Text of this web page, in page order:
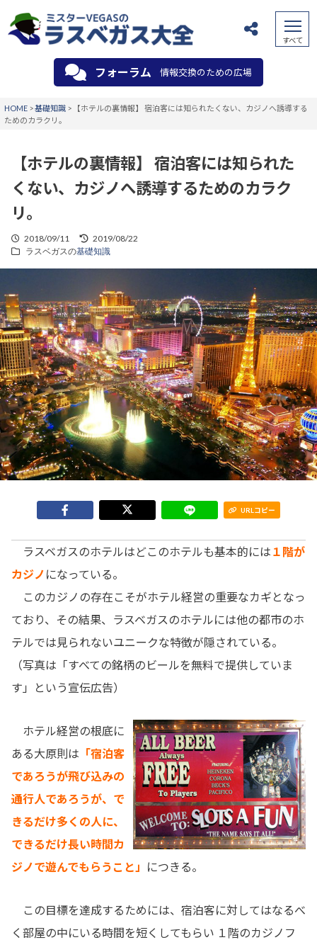
フォーラム 情報交換のための広場
HOME>基礎知識>
【ホテルの裏情報】 宿泊客には知られたくない、カジノへ誘導する
ためのカラクリ。
【ホテルの裏情報】 宿泊客には知られた
くない、カジノへ誘導するためのカラク
リ。
2018/09/11
2019/08/22
ラスベガスの基礎知識
URLコピー
ラスベガスのホテルはどこのホテルも基本的には １階が
カジノ になっている。
このカジノの存在こそがホテル経営の重要なカギとなっ
ており、その結果、ラスベガスのホテルには他の都市のホ
テルでは見られないユニークな特徴が隠されている。
（写真は「すべての銘柄のビールを無料で提供していま
す」という宣伝広告）
ホテル経営の根底に
ある大原則は 「宿泊客
であろうが飛び込みの
通行人であろうが、で
きるだけ多くの人に、
できるだけ長い時間カ
ジノで遊んでもらうこと」
につきる。
この目標を達成するためには、宿泊客に対してはなるべ
く部屋の中にいる時間を短くしてもらい １階のカジノフ